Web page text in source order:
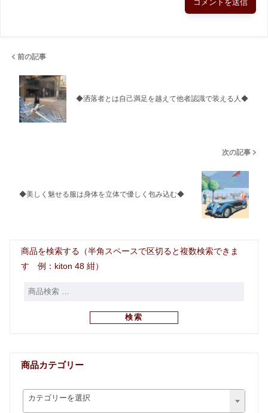
前の記事
◆洒落者とは自己満足を越えて他者認識で装える人◆
次の記事
◆美しく魅せる服は身体を立体で優しく包み込む◆
商品を検索する（半角スペースで区切ると複数検索できま
す 例：kiton 48 紺）
検索
商品カテゴリー
カテゴリーを選択